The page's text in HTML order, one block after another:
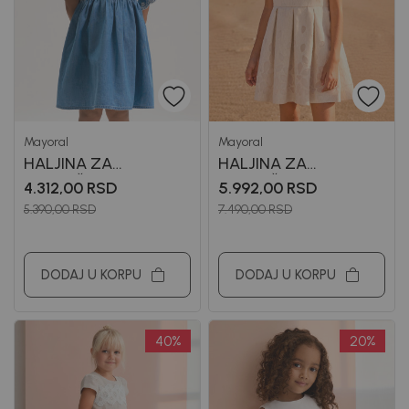
Mayoral
HALJINA ZA
DEVOJČICE MAYORAL
4.312,00 RSD
5.390,00RSD
DODAJ U KORPU
Mayoral
HALJINA ZA
DEVOJČICE MAYORAL
5.992,00 RSD
7.490,00RSD
DODAJ U KORPU
40% 20%